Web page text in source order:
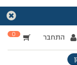
התחבר 0